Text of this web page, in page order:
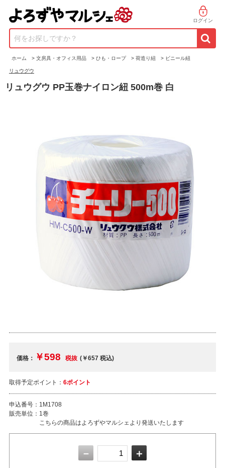
ログイン
何をお探しですか？
ホーム > 文房具・オフィス用品 > ひも・ロープ > 荷造り紐 > ビニール紐
リュウグウ
リュウグウ PP玉巻ナイロン紐 500m巻 白
価格： ￥598 税抜 (￥657税込)
取得予定ポイント： 6ポイント
申込番号： 1M1708
販売単位： 1巻
こちらの商品はよろずやマルシェより発送いたします
－ ＋